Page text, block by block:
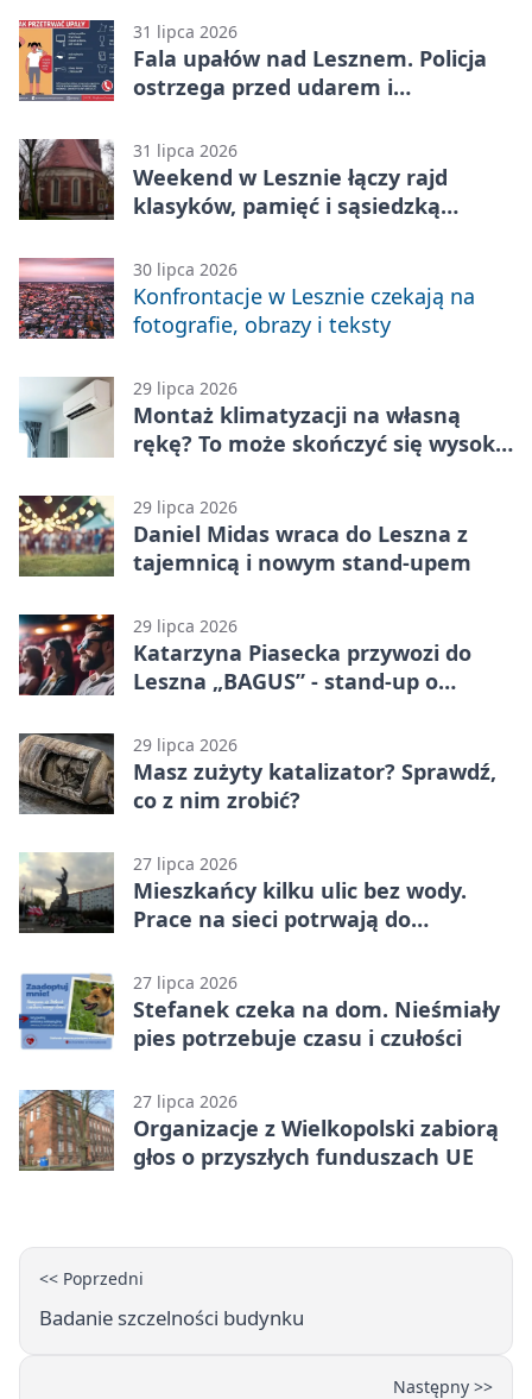
31 lipca 2026
Fala upałów nad Lesznem. Policja
ostrzega przed udarem i
31 lipca 2026
Weekend w Lesznie łączy rajd
klasyków, pamięć i sąsiedzką
30 lipca 2026
Konfrontacje w Lesznie czekają na
fotografie, obrazy i teksty
29 lipca 2026
Montaż klimatyzacji na własną
rękę? To może skończyć się wysoką
29 lipca 2026
Daniel Midas wraca do Leszna z
tajemnicą i nowym stand-upem
29 lipca 2026
Katarzyna Piasecka przywozi do
Leszna „BAGUS” - stand-up o
29 lipca 2026
Masz zużyty katalizator? Sprawdź,
co z nim zrobić?
27 lipca 2026
Mieszkańcy kilku ulic bez wody.
Prace na sieci potrwają do
27 lipca 2026
Stefanek czeka na dom. Nieśmiały
pies potrzebuje czasu i czułości
27 lipca 2026
Organizacje z Wielkopolski zabiorą
głos o przyszłych funduszach UE
<< Poprzedni
Badanie szczelności budynku
Następny >>